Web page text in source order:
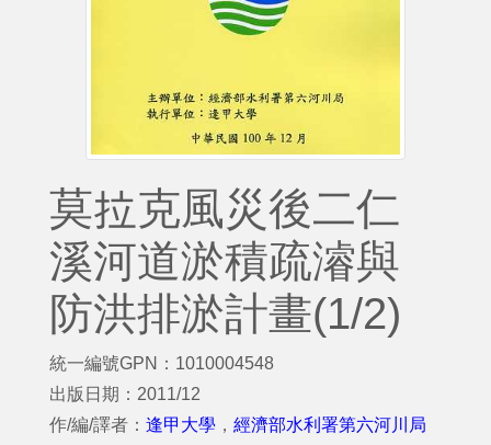
莫拉克風災後二仁
溪河道淤積疏濬與
防洪排淤計畫(1/2)
統一編號GPN：1010004548
出版日期：2011/12
作/編/譯者： 逢甲大學 ， 經濟部水利署第六河川局